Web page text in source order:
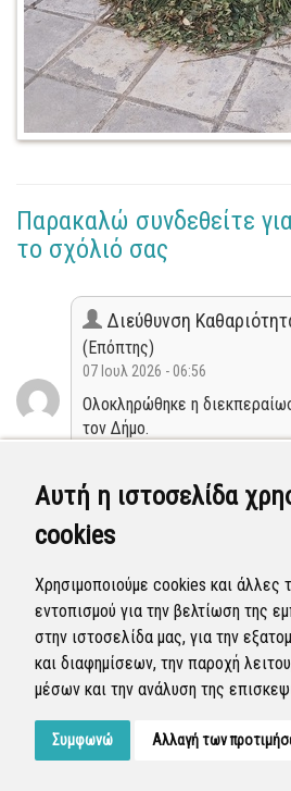
Αυτή η ιστοσελίδα
cookies
Χρησιμοποιούμε cookies και άλλες
εντοπισμού για την βελτίωση της
στην ιστοσελίδα μας, για την
και διαφημίσεων, την παροχή
μέσων και την ανάλυση της
Συμφωνώ Αλλαγή των
Παρακαλώ συνδεθείτε
το σχόλιό σας
Διεύθυνση
(Επόπτης)
07 Ιουλ 2026 - 06:56
Ολοκληρώθηκε η
τον Δήμο.
Διεύθυνση
(Επόπτης)
04 Ιουλ 2026 - 03:26
Η αναφορά